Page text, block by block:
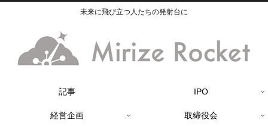
未来に飛び立つ人たちの発射台に
記事 IPO
経営企画 取締役会